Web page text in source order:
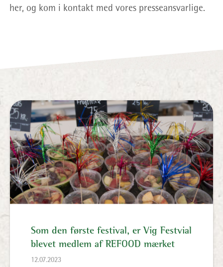
her, og kom i kontakt med vores presseansvarlige.
Som den første festival, er Vig Festvial
blevet medlem af REFOOD mærket
12.07.2023